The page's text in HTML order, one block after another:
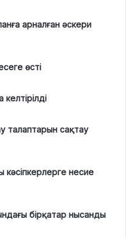
арналған әскери
өсті
талаптарын сақтау
несие
бірқатар нысанды